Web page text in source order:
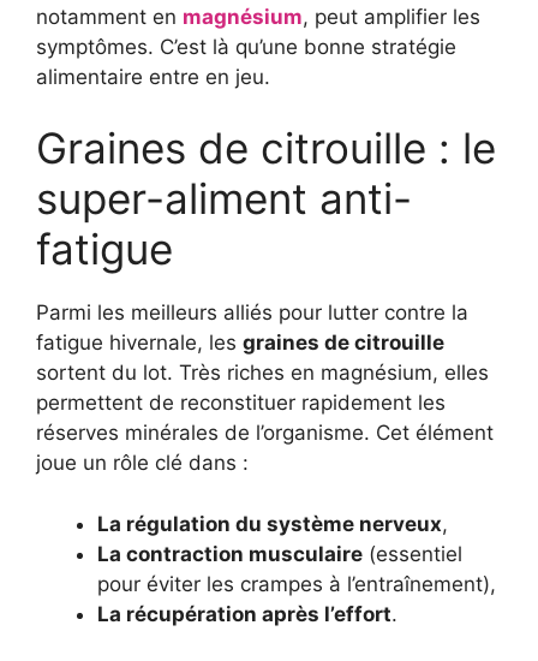
notamment en magnésium, peut amplifier les
symptômes. C’est là qu’une bonne stratégie
alimentaire entre en jeu.
Graines de citrouille : le
super-aliment anti-
fatigue
Parmi les meilleurs alliés pour lutter contre la
fatigue hivernale, les graines de citrouille
sortent du lot. Très riches en magnésium, elles
permettent de reconstituer rapidement les
réserves minérales de l’organisme. Cet élément
joue un rôle clé dans :
La régulation du système nerveux,
La contraction musculaire (essentiel
pour éviter les crampes à l’entraînement),
La récupération après l’effort.